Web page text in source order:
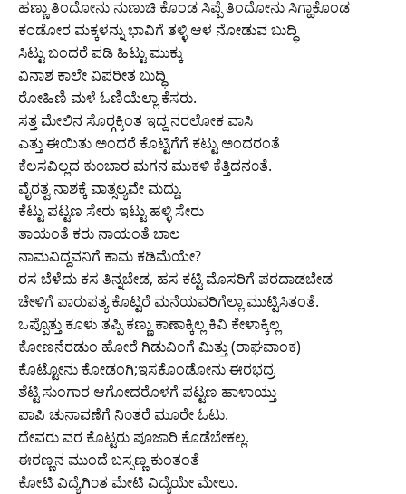
ಹಣ್ಣು ತಿಂದೋನು ನುಣುಚಿ ಕೊಂಡ ಸಿಪ್ಪೆ ತಿಂದೋನು ಸಿಗ್ಹಾಕೊಂಡ
ಕಂಡೋರ ಮಕ್ಕಳನ್ನು ಭಾವಿಗೆ ತಳ್ಳಿ ಆಳ ನೋಡುವ ಬುದ್ಧಿ
ಸಿಟ್ಟು ಬಂದರೆ ಪಡಿ ಹಿಟ್ಟು ಮುಕ್ಕು
ವಿನಾಶ ಕಾಲೇ ವಿಪರೀತ ಬುದ್ಧಿ
ರೋಹಿಣಿ ಮಳೆ ಓಣಿಯೆಲ್ಲಾ ಕೆಸರು.
ಸತ್ತ ಮೇಲಿನ ಸೊರ‍್ಗಕ್ಕಿಂತ ಇದ್ದ ನರಲೋಕ ವಾಸಿ
ಎತ್ತು ಈಯಿತು ಅಂದರೆ ಕೊಟ್ಟಿಗೆಗೆ ಕಟ್ಟು ಅಂದರಂತೆ
ಕೆಲಸವಿಲ್ಲದ ಕು೦ಬಾರ ಮಗನ ಮುಕಳಿ ಕೆತ್ತಿದನ೦ತೆ.
ವೈರತ್ವ ನಾಶಕ್ಕೆ ವಾತ್ಸಲ್ಯವೇ ಮದ್ದು.
ಕೆಟ್ಟು ಪಟ್ಟಣ ಸೇರು ಇಟ್ಟು ಹಳ್ಳಿ ಸೇರು
ತಾಯಂತೆ ಕರು ನಾಯಂತೆ ಬಾಲ
ನಾಮವಿದ್ದವನಿಗೆ ಕಾಮ ಕಡಿಮೆಯೇ?
ರಸ ಬೆಳೆದು ಕಸ ತಿನ್ನಬೇಡ, ಹಸ ಕಟ್ಟಿ ಮೊಸರಿಗೆ ಪರದಾಡಬೇಡ
ಚೇಳಿಗೆ ಪಾರುಪತ್ಯ ಕೊಟ್ಟರೆ ಮನೆಯವರಿಗೆಲ್ಲಾ ಮುಟ್ಟಿಸಿತಂತೆ.
ಒಪ್ಪೊತ್ತು ಕೂಳು ತಪ್ಪಿ ಕಣ್ಣು ಕಾಣಾಕ್ಕಿಲ್ಲ ಕಿವಿ ಕೇಳಾಕ್ಕಿಲ್ಲ
ಕೋಣನೆರಡುಂ ಹೋರೆ ಗಿಡುವಿಂಗೆ ಮಿತ್ತು (ರಾಘವಾಂಕ)
ಕೊಟ್ಟೋನು ಕೋಡಂಗಿ;ಇಸಕೊಂಡೋನು ಈರಭದ್ರ
ಶೆಟ್ಟಿ ಸುಂಗಾರ ಆಗೋದರೊಳಗೆ ಪಟ್ಟಣ ಹಾಳಾಯ್ತು
ಪಾಪಿ ಚುನಾವಣೆಗೆ ನಿ೦ತರೆ ಮೂರೇ ಓಟು.
ದೇವರು ವರ ಕೊಟ್ಟರು ಪೂಜಾರಿ ಕೊಡೆಬೇಕಲ್ಲ.
ಈರಣ್ಣನ ಮುಂದೆ ಬಸ್ಸಣ್ಣ ಕುಂತಂತೆ
ಕೋಟಿ ವಿದ್ಯೆಗಿ೦ತ ಮೇಟಿ ವಿದ್ಯೆಯೇ ಮೇಲು.